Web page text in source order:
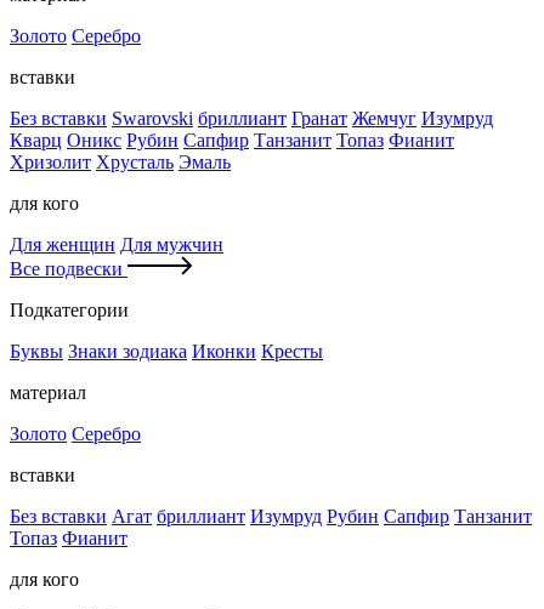
Золото Серебро
вставки
Без вставки Swarovski бриллиант Гранат Жемчуг Изумруд
Кварц Оникс Рубин Сапфир Танзанит Топаз Фианит
Хризолит Хрусталь Эмаль
для кого
Для женщин Для мужчин
Все подвески
Подкатегории
Буквы Знаки зодиака Иконки Кресты
материал
Золото Серебро
вставки
Без вставки Агат бриллиант Изумруд Рубин Сапфир Танзанит
Топаз Фианит
для кого